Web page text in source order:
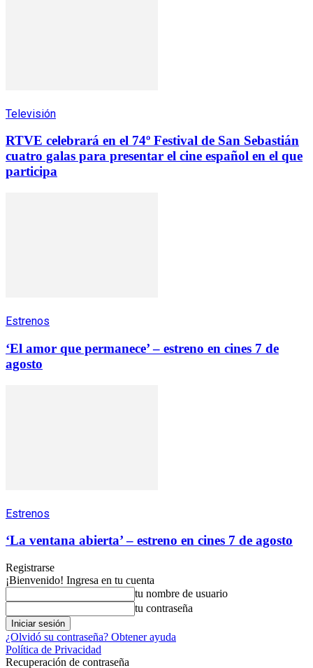
Televisión
RTVE celebrará en el 74º Festival de San Sebastián
cuatro galas para presentar el cine español en el que
participa
Estrenos
‘El amor que permanece’ – estreno en cines 7 de
agosto
Estrenos
‘La ventana abierta’ – estreno en cines 7 de agosto
Registrarse
¡Bienvenido! Ingresa en tu cuenta
tu nombre de usuario
tu contraseña
¿Olvidó su contraseña? Obtener ayuda
Política de Privacidad
Recuperación de contraseña